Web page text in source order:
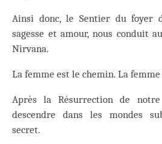
Ainsi donc, le Sentier du foyer
sagesse et amour, nous conduit
Nirvana.
La femme est le chemin. La
Après la Résurrection de
descendre dans les mondes
secret.